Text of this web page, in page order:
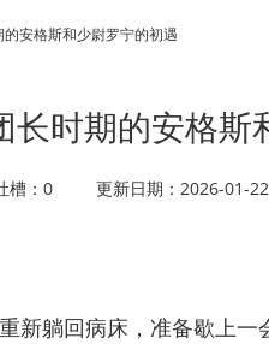
安格斯和少尉罗宁的初遇
时期的安格斯
槽：0 更新日期：2026-01-
躺回病床，准备歇上一